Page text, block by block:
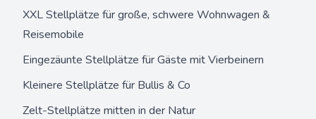
XXL Stellplätze für große, schwere Wohnwagen &
Reisemobile
Eingezäunte Stellplätze für Gäste mit Vierbeinern
Kleinere Stellplätze für Bullis & Co
Zelt-Stellplätze mitten in der Natur